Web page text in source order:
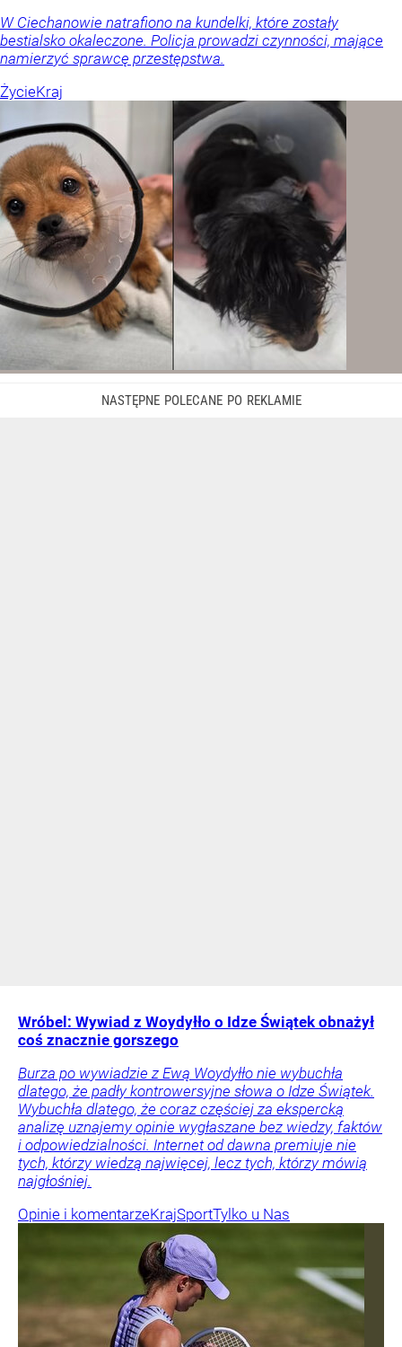
W Ciechanowie natrafiono na kundelki, które zostały
bestialsko okaleczone. Policja prowadzi czynności, mające
namierzyć sprawcę przestępstwa.
ŻycieKraj
Wróbel: Wywiad z Woydyłło o Idze Świątek obnażył
coś znacznie gorszego
Burza po wywiadzie z Ewą Woydyłło nie wybuchła
dlatego, że padły kontrowersyjne słowa o Idze Świątek.
Wybuchła dlatego, że coraz częściej za ekspercką
analizę uznajemy opinie wygłaszane bez wiedzy, faktów
i odpowiedzialności. Internet od dawna premiuje nie
tych, którzy wiedzą najwięcej, lecz tych, którzy mówią
najgłośniej.
Opinie i komentarzeKrajSportTylko u Nas